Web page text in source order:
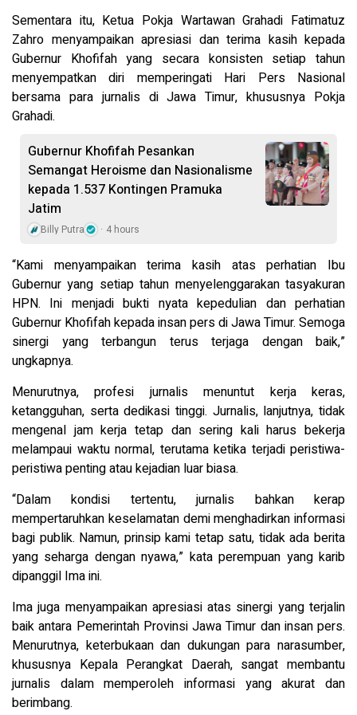
Sementara itu, Ketua Pokja Wartawan Grahadi Fatimatuz
Zahro menyampaikan apresiasi dan terima kasih kepada
Gubernur Khofifah yang secara konsisten setiap tahun
menyempatkan diri memperingati Hari Pers Nasional
bersama para jurnalis di Jawa Timur, khususnya Pokja
Grahadi.
Gubernur Khofifah Pesankan
Semangat Heroisme dan Nasionalisme
kepada 1.537 Kontingen Pramuka
Jatim
Billy Putra 4 hours
“Kami menyampaikan terima kasih atas perhatian Ibu
Gubernur yang setiap tahun menyelenggarakan tasyakuran
HPN. Ini menjadi bukti nyata kepedulian dan perhatian
Gubernur Khofifah kepada insan pers di Jawa Timur. Semoga
sinergi yang terbangun terus terjaga dengan baik,”
ungkapnya.
Menurutnya, profesi jurnalis menuntut kerja keras,
ketangguhan, serta dedikasi tinggi. Jurnalis, lanjutnya, tidak
mengenal jam kerja tetap dan sering kali harus bekerja
melampaui waktu normal, terutama ketika terjadi peristiwa-
peristiwa penting atau kejadian luar biasa.
“Dalam kondisi tertentu, jurnalis bahkan kerap
mempertaruhkan keselamatan demi menghadirkan informasi
bagi publik. Namun, prinsip kami tetap satu, tidak ada berita
yang seharga dengan nyawa,” kata perempuan yang karib
dipanggil Ima ini.
Ima juga menyampaikan apresiasi atas sinergi yang terjalin
baik antara Pemerintah Provinsi Jawa Timur dan insan pers.
Menurutnya, keterbukaan dan dukungan para narasumber,
khususnya Kepala Perangkat Daerah, sangat membantu
jurnalis dalam memperoleh informasi yang akurat dan
berimbang.